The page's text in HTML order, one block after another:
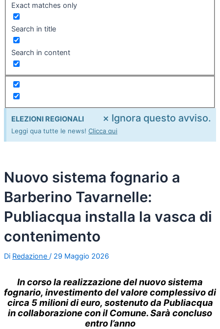
Exact matches only
Search in title
Search in content
ELEZIONI REGIONALI
Leggi qua tutte le news! Clicca qui
× Ignora questo avviso.
Nuovo sistema fognario a
Barberino Tavarnelle:
Publiacqua installa la vasca di
contenimento
Di Redazione / 29 Maggio 2026
In corso la realizzazione del nuovo sistema
fognario, investimento del valore complessivo di
circa 5 milioni di euro, sostenuto da Publiacqua
in collaborazione con il Comune. Sarà concluso
entro l’anno